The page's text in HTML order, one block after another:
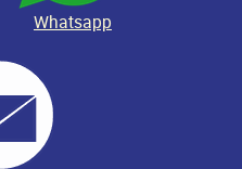
Whatsapp